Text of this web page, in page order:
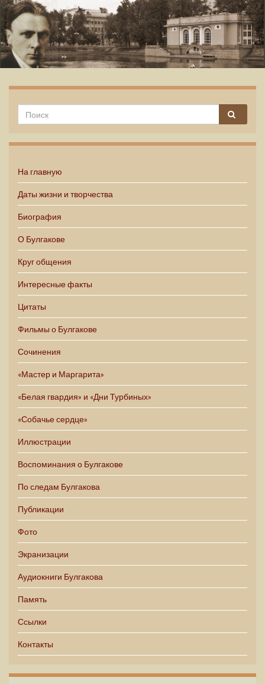
На главную
Даты жизни и творчества
Биография
О Булгакове
Круг общения
Интересные факты
Цитаты
Фильмы о Булгакове
Сочинения
«Мастер и Маргарита»
«Белая гвардия» и «Дни Турбиных»
«Собачье сердце»
Иллюстрации
Воспоминания о Булгакове
По следам Булгакова
Публикации
Фото
Экранизации
Аудиокниги Булгакова
Память
Ссылки
Контакты